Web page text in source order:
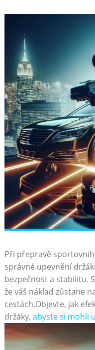
Při ⁤přepravě
správné upevnění
bezpečnost a stabilitu.
‍že váš náklad zůstane
cestách.Objevte, jak
držáky, abyste si mohli